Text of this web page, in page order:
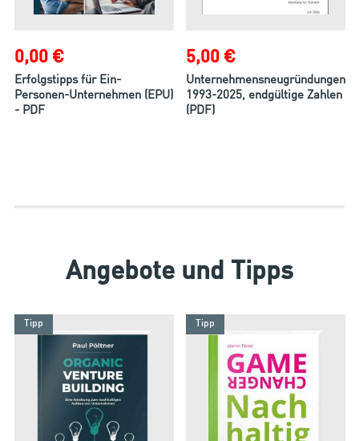
0,00 €
Erfolgstipps für Ein-
Personen-Unternehmen (EPU)
- PDF
5,00 €
Unternehmensneugründungen
1993-2025, endgültige Zahlen
(PDF)
Angebote und Tipps
Tipp Tipp